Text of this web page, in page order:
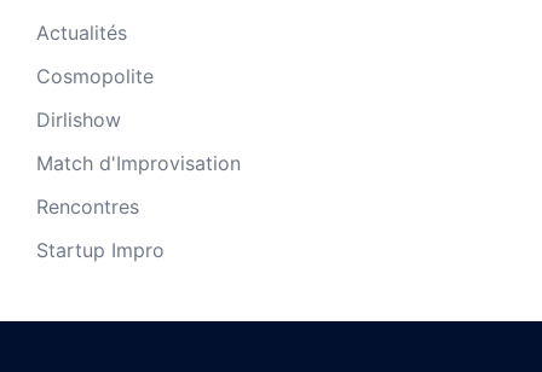
Actualités
Cosmopolite
Dirlishow
Match d'Improvisation
Rencontres
Startup Impro